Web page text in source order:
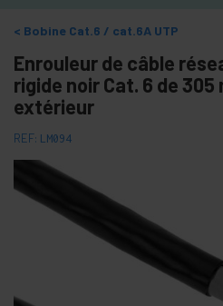
Bobine Cat.6 / cat.6A UTP
Enrouleur de câble
rigide noir Cat. 6 de 305
extérieur
REF: LM094